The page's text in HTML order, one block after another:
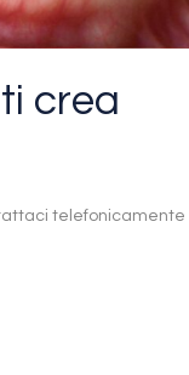
crea
telefonicamente